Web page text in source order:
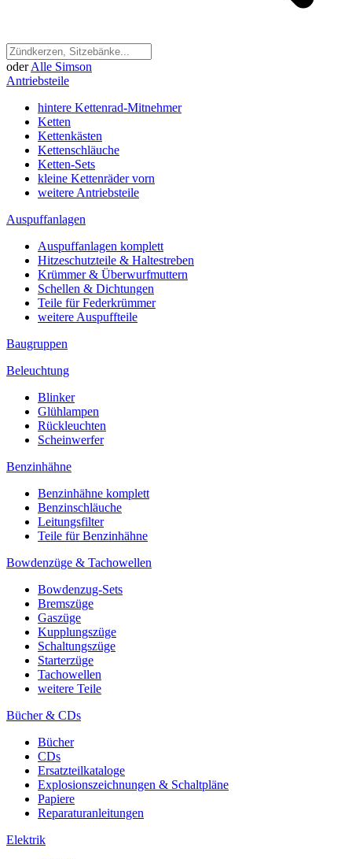
oder Alle Simson
Antriebsteile
hintere Kettenrad-Mitnehmer
Ketten
Kettenkästen
Kettenschläuche
Ketten-Sets
kleine Kettenräder vorn
weitere Antriebsteile
Auspuffanlagen
Auspuffanlagen komplett
Hitzeschutzteile & Haltestreben
Krümmer & Überwurfmuttern
Schellen & Dichtungen
Teile für Federkrümmer
weitere Auspuffteile
Baugruppen
Beleuchtung
Blinker
Glühlampen
Rückleuchten
Scheinwerfer
Benzinhähne
Benzinhähne komplett
Benzinschläuche
Leitungsfilter
Teile für Benzinhähne
Bowdenzüge & Tachowellen
Bowdenzug-Sets
Bremszüge
Gaszüge
Kupplungszüge
Schaltungszüge
Starterzüge
Tachowellen
weitere Teile
Bücher & CDs
Bücher
CDs
Ersatzteilkataloge
Explosionszeichnungen & Schaltpläne
Papiere
Reparaturanleitungen
Elektrik